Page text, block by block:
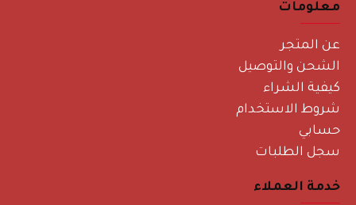
معلومات
عن المتجر
الشحن والتوصيل
كيفية الشراء
شروط الاستخدام
حسابي
سجل الطلبات
خدمة العملاء